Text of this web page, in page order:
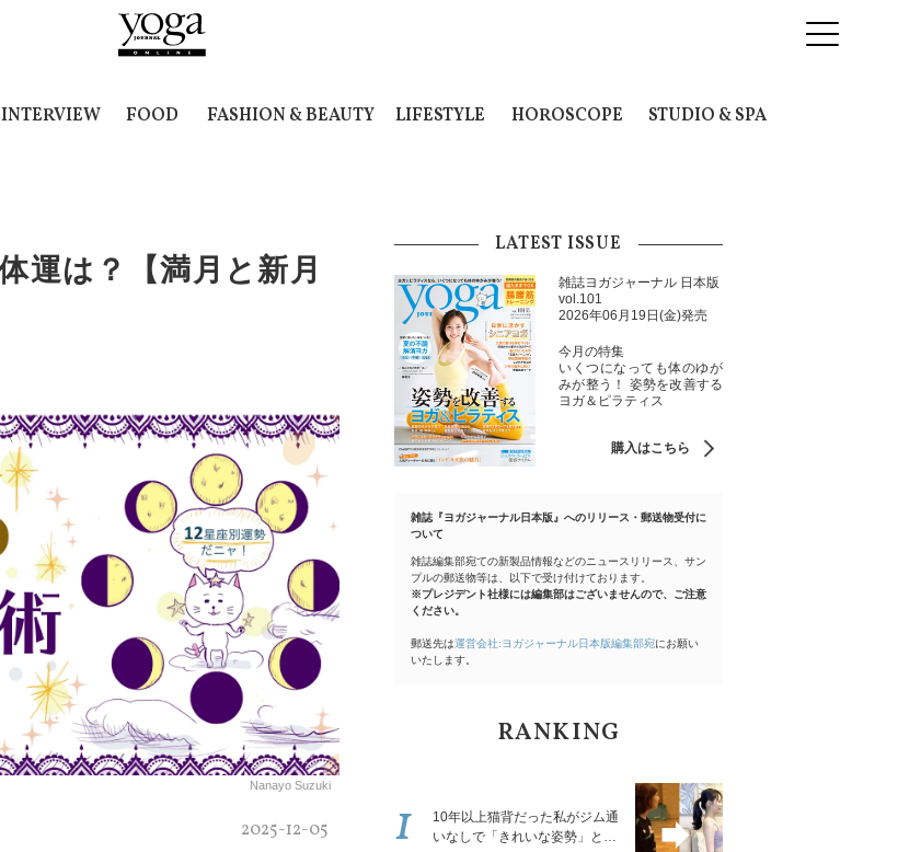
INTERVIEW FOOD FASHION & BEAUTY LIFESTYLE HOROSCOPE STUDIO & SPA
運は？【満月と新月
Nanayo Suzuki
2025-12-05
LATEST ISSUE
雑誌ヨガジャーナル 日本版
vol.101
2026年06月19日(金)発売
今月の特集
いくつになっても体のゆが
みが整う！ 姿勢を改善する
ヨガ＆ピラティス
購入はこちら
雑誌『ヨガジャーナル日本版』へのリリース・郵送物受付に
ついて
雑誌編集部宛ての新製品情報などのニュースリリース、サン
プルの郵送物等は、以下で受け付けております。
※プレジデント社様には編集部はございませんので、ご注意
ください。
郵送先は運営会社:ヨガジャーナル日本版編集部宛にお願い
いたします。
RANKING
10年以上猫背だった私がジム通
いなしで「きれいな姿勢」と褒
1